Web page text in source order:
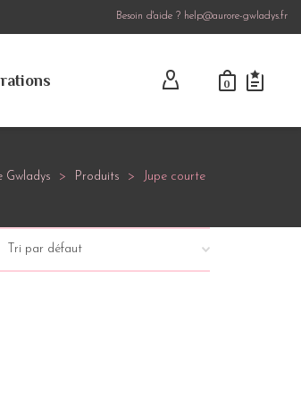
Besoin d'aide ? help@aurore-gwladys.fr
0
Gwladys > Produits > Jupe courte